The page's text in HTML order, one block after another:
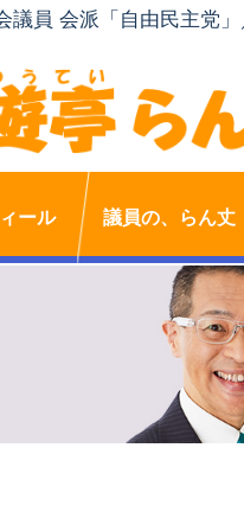
議員 会派「自由民主党
ール 議員の、らん丈